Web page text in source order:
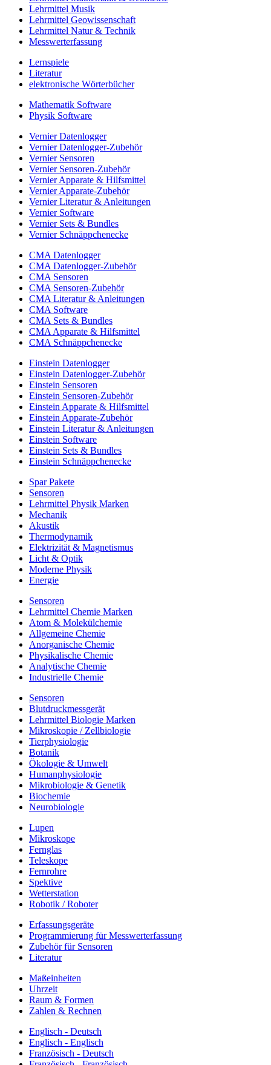
Lehrmittel Musik
Lehrmittel Geowissenschaft
Lehrmittel Natur & Technik
Messwerterfassung
Lernspiele
Literatur
elektronische Wörterbücher
Mathematik Software
Physik Software
Vernier Datenlogger
Vernier Datenlogger-Zubehör
Vernier Sensoren
Vernier Sensoren-Zubehör
Vernier Apparate & Hilfsmittel
Vernier Apparate-Zubehör
Vernier Literatur & Anleitungen
Vernier Software
Vernier Sets & Bundles
Vernier Schnäppchenecke
CMA Datenlogger
CMA Datenlogger-Zubehör
CMA Sensoren
CMA Sensoren-Zubehör
CMA Literatur & Anleitungen
CMA Software
CMA Sets & Bundles
CMA Apparate & Hilfsmittel
CMA Schnäppchenecke
Einstein Datenlogger
Einstein Datenlogger-Zubehör
Einstein Sensoren
Einstein Sensoren-Zubehör
Einstein Apparate & Hilfsmittel
Einstein Apparate-Zubehör
Einstein Literatur & Anleitungen
Einstein Software
Einstein Sets & Bundles
Einstein Schnäppchenecke
Spar Pakete
Sensoren
Lehrmittel Physik Marken
Mechanik
Akustik
Thermodynamik
Elektrizität & Magnetismus
Licht & Optik
Moderne Physik
Energie
Sensoren
Lehrmittel Chemie Marken
Atom & Molekülchemie
Allgemeine Chemie
Anorganische Chemie
Physikalische Chemie
Analytische Chemie
Industrielle Chemie
Sensoren
Blutdruckmessgerät
Lehrmittel Biologie Marken
Mikroskopie / Zellbiologie
Tierphysiologie
Botanik
Ökologie & Umwelt
Humanphysiologie
Mikrobiologie & Genetik
Biochemie
Neurobiologie
Lupen
Mikroskope
Fernglas
Teleskope
Fernrohre
Spektive
Wetterstation
Robotik / Roboter
Erfassungsgeräte
Programmierung für Messwerterfassung
Zubehör für Sensoren
Literatur
Maßeinheiten
Uhrzeit
Raum & Formen
Zahlen & Rechnen
Englisch - Deutsch
Englisch - Englisch
Französisch - Deutsch